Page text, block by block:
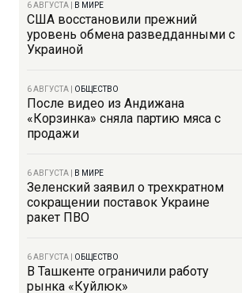
6 АВГУСТА В МИРЕ
США восстановили прежний
уровень обмена разведданными с
Украиной
6 АВГУСТА ОБЩЕСТВО
После видео из Андижана
«Корзинка» сняла партию мяса с
продажи
6 АВГУСТА В МИРЕ
Зеленский заявил о трехкратном
сокращении поставок Украине
ракет ПВО
6 АВГУСТА ОБЩЕСТВО
В Ташкенте ограничили работу
рынка «Куйлюк»